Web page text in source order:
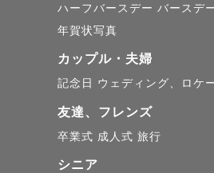
ハーフバースデー バースデ
年賀状写真
カップル・夫婦
記念日 ウェディング、ロケ
友達、フレンズ
卒業式 成人式 旅行
シニア